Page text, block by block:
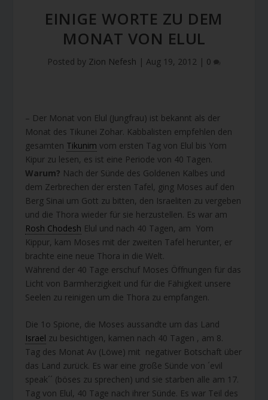
EINIGE WORTE ZU DEM
MONAT VON ELUL
Posted by Zion Nefesh | Aug 19, 2012 | 0
– Der Monat von Elul (Jungfrau) ist bekannt als der
Monat des Tikunei Zohar. Kabbalisten empfehlen den
gesamten Tikunim vom ersten Tag von Elul bis Yom
Kipur zu lesen, es ist eine Periode von 40 Tagen.
Warum? Nach der Sünde des Goldenen Kalbes und
dem Zerbrechen der ersten Tafel, ging Moses auf den
Berg Sinai um Gott zu bitten, den Israeliten zu vergeben
und die Thora wieder für sie herzustellen. Es war am
Rosh Chodesh Elul und nach 40 Tagen, am Yom
Kippur, kam Moses mit der zweiten Tafel herunter, er
brachte eine neue Thora in die Welt.
Während der 40 Tage erschuf Moses Öffnungen für das
Licht von Barmherzigkeit und für die Fähigkeit unsere
Seelen zu reinigen um die Thora zu empfangen.
Die 1o Spione, die Moses aussandte um das Land
Israel zu besichtigen, kamen nach 40 Tagen , am 8.
Tag des Monat Av (Löwe) mit negativer Botschaft über
das Land zurück. Es war eine große Sünde von ´evil
speak´´ (böses zu sprechen) und sie starben alle am 17.
Tag von Elul, 40 Tage nach ihrer Sünde. Es war Teil des